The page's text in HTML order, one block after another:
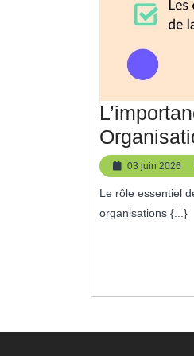
03 juin 2026
Le rôle essentiel de la fonction RH dans les organisations Le rôle essentiel de la fonction RH dans les
organisations {...}